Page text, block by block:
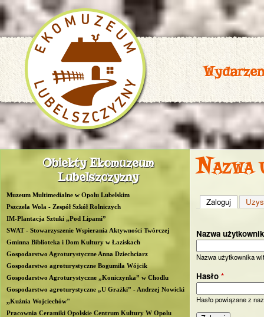
P
O
W
L
u
b
Nazwa
Zaloguj
Nazwa
Nazwa użytkownika
Hasło *
Hasło powiązane z
Obiekty Ekomuzeum
Lubelszczyzny
Muzeum Multimedialne w Opolu Lubelskim
Pszczela Wola - Zespół Szkół Rolniczych
IM-Plantacja Sztuki „Pod Lipami”
SWAT - Stowarzyszenie Wspierania Aktywności Twórczej
Gminna Biblioteka i Dom Kultury w Łaziskach
Gospodarstwo Agroturystyczne Anna Dziechciarz
Gospodarstwo agroturystyczne Bogumiła Wójcik
Gospodarstwo Agroturystyczne „Koniczynka” w Chodlu
Gospodarstwo agroturystyczne „U Grażki” - Andrzej Nowicki
,,Kuźnia Wojciechów"
Pracownia Ceramiki Opolskie Centrum Kultury W Opolu